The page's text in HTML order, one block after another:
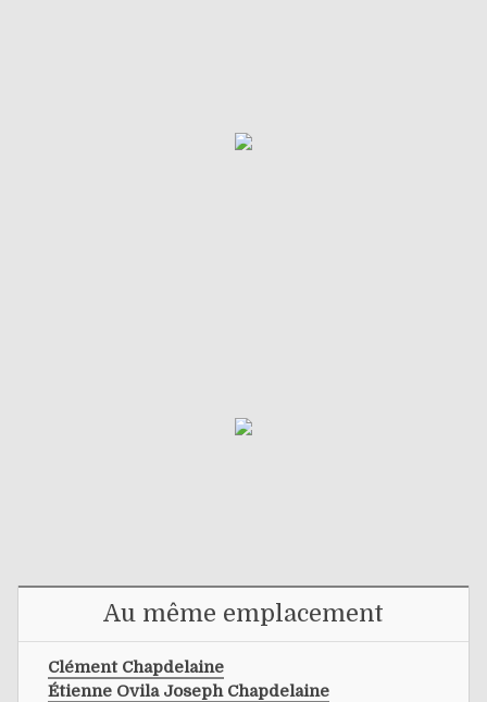
Au même emplacement
Clément Chapdelaine
Étienne Ovila Joseph Chapdelaine